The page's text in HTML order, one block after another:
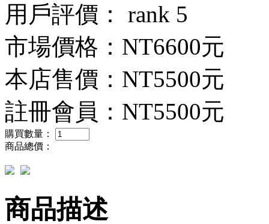
用戶評價：
市場價格： NT6600元
本店售價： NT5500元
註冊會員： NT5500元
購買數量：
商品總價：
商品描述